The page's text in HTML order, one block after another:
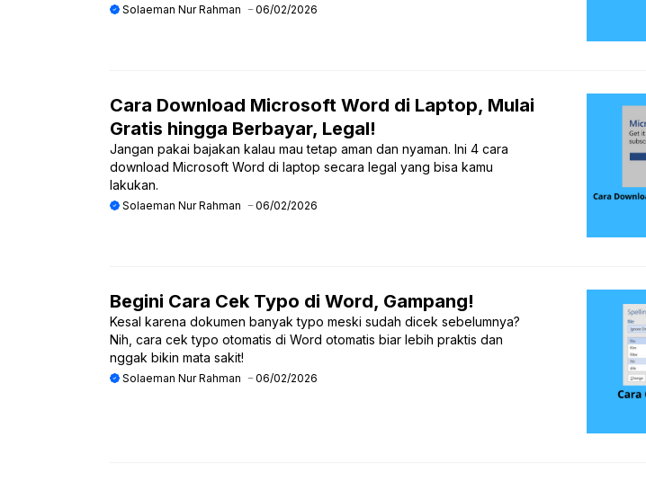
Solaeman Nur Rahman 06/02/2026
Cara Download Microsoft Word di Laptop, Mulai
Gratis hingga Berbayar, Legal!
Jangan pakai bajakan kalau mau tetap aman dan nyaman. Ini 4 cara
download Microsoft Word di laptop secara legal yang bisa kamu
lakukan.
Solaeman Nur Rahman 06/02/2026
Begini Cara Cek Typo di Word, Gampang!
Kesal karena dokumen banyak typo meski sudah dicek sebelumnya?
Nih, cara cek typo otomatis di Word otomatis biar lebih praktis dan
nggak bikin mata sakit!
Solaeman Nur Rahman 06/02/2026